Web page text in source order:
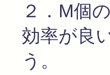
２．M個
効率が良
う。